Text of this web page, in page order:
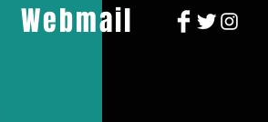
Webmail